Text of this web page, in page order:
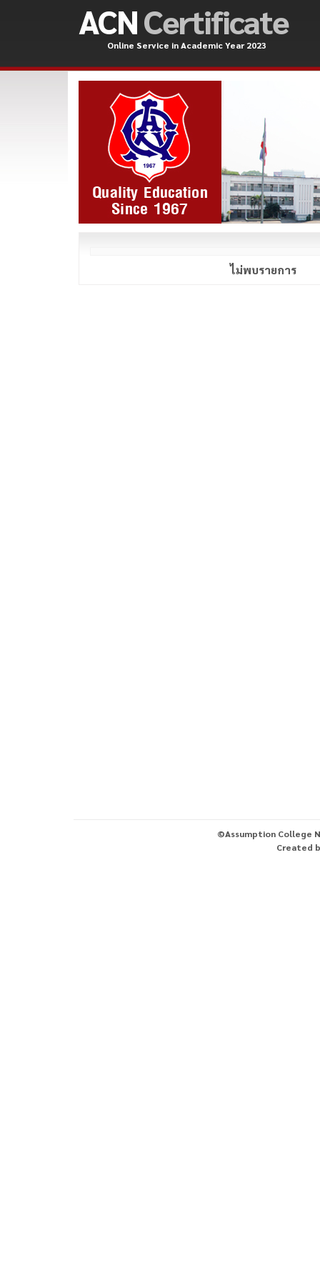
ACNCertificate
Online Service in Academic Year 2023
ไม่พบรายการ
©Assumption College
Created